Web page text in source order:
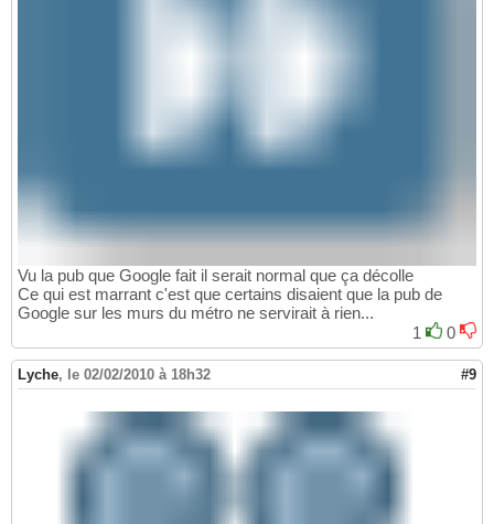
Vu la pub que Google fait il serait normal que ça décolle
Ce qui est marrant c'est que certains disaient que la pub de
Google sur les murs du métro ne servirait à rien...
1
0
Lyche, le 02/02/2010 à 18h32 #9